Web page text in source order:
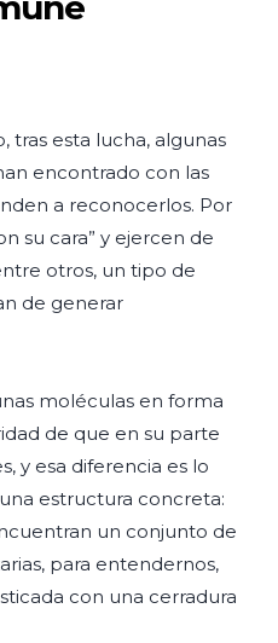
tras esta lucha, algunas
encontrado con las
a reconocerlos. Por
su cara” y ejercen de
otros, un tipo de
de generar
moléculas en forma
de que en su parte
y esa diferencia es lo
estructura concreta:
un conjunto de
para entendernos,
con una cerradura